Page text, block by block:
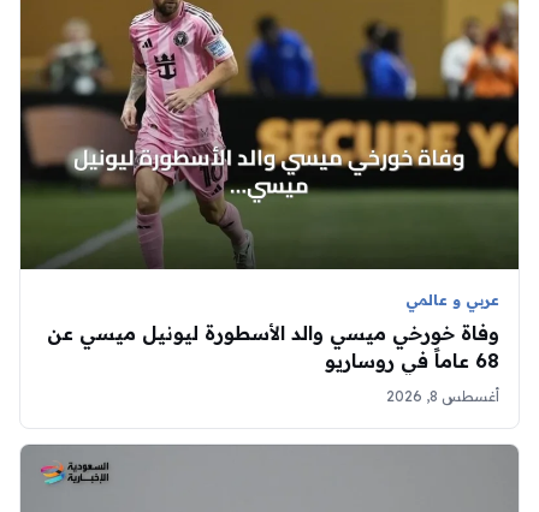
عربي و عالمي
وفاة خورخي ميسي والد الأسطورة ليونيل ميسي عن
68 عاماً في روساريو
أغسطس 8, 2026